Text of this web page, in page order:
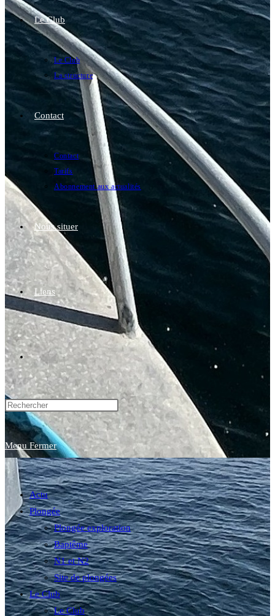
Le Club
Le Club
La structure
Contact
Contact
Tarifs
Abonnement aux actualités
Nous situer
Liens
Toggle
website
search
Menu Fermer
Actu
Plongée
Plongée exploration
Baptême
N1 et N2
Site de plongées
Le Club
Le Club